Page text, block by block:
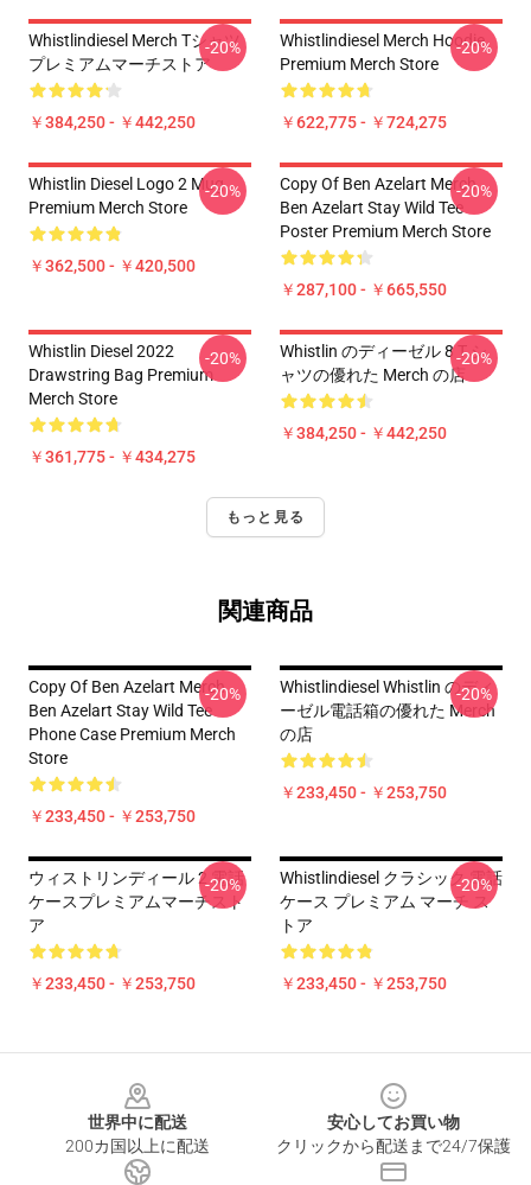
Whistlindiesel Merch Tシャツ
プレミアムマーチストア
￥384,250 - ￥442,250
-20%
Whistlindiesel Merch Hoodie
Premium Merch Store
￥622,775 - ￥724,275
-20%
Whistlin Diesel Logo 2 Mug
Premium Merch Store
￥362,500 - ￥420,500
-20%
Copy Of Ben Azelart Merch
Ben Azelart Stay Wild Tee
Poster Premium Merch Store
￥287,100 - ￥665,550
-20%
Whistlin Diesel 2022
Drawstring Bag Premium
Merch Store
￥361,775 - ￥434,275
-20%
Whistlin のディーゼル 8 T シ
ャツの優れた Merch の店
￥384,250 - ￥442,250
-20%
もっと見る
関連商品
Copy Of Ben Azelart Merch
Ben Azelart Stay Wild Tee
Phone Case Premium Merch
Store
￥233,450 - ￥253,750
-20%
Whistlindiesel Whistlin のディ
ーゼル電話箱の優れた Merch
の店
￥233,450 - ￥253,750
-20%
ウィストリンディール 2 電話
ケースプレミアムマーチスト
ア
￥233,450 - ￥253,750
-20%
Whistlindiesel クラシック 電話
ケース プレミアム マーチ ス
トア
￥233,450 - ￥253,750
-20%
世界中に配送
200カ国以上に配送
安心してお買い物
クリックから配送まで24/7保護